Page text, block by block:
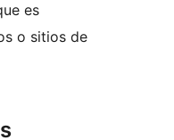
es
o sitios de